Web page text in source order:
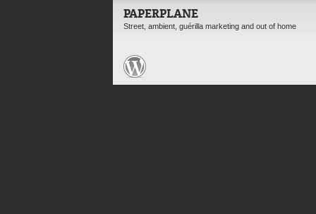
PAPERPLANE
Street, ambient, guérilla marketing and out of home